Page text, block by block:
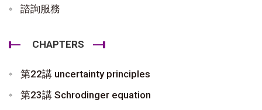
諮詢服務
CHAPTERS
第22講 uncertainty principles
第23講 Schrodinger equation